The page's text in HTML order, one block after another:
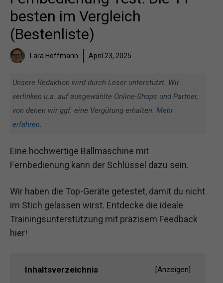
besten im Vergleich
(Bestenliste)
Lara Hoffmann April 23, 2025
Unsere Redaktion wird durch Leser unterstützt. Wir
verlinken u.a. auf ausgewählte Online-Shops und Partner,
von denen wir ggf. eine Vergütung erhalten. Mehr
erfahren.
Eine hochwertige Ballmaschine mit
Fernbedienung kann der Schlüssel dazu sein.
Wir haben die Top-Geräte getestet, damit du nicht
im Stich gelassen wirst. Entdecke die ideale
Trainingsunterstützung mit präzisem Feedback
hier!
Inhaltsverzeichnis Anzeigen